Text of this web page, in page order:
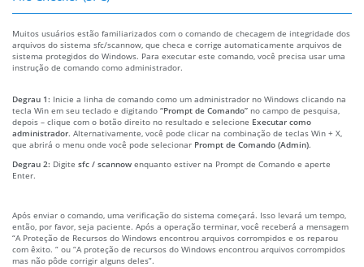
Muitos usuários estão familiarizados com o comando de checagem de integridade dos
arquivos do sistema sfc/scannow, que checa e corrige automaticamente arquivos de
sistema protegidos do Windows. Para executar este comando, você precisa usar uma
instrução de comando como administrador.
Degrau 1: Inicie a linha de comando como um administrador no Windows clicando na
tecla Win em seu teclado e digitando “Prompt de Comando” no campo de pesquisa,
depois – clique com o botão direito no resultado e selecione Executar como
administrador. Alternativamente, você pode clicar na combinação de teclas Win + X,
que abrirá o menu onde você pode selecionar Prompt de Comando (Admin).
Degrau 2: Digite sfc / scannow enquanto estiver na Prompt de Comando e aperte
Enter.
Após enviar o comando, uma verificação do sistema começará. Isso levará um tempo,
então, por favor, seja paciente. Após a operação terminar, você receberá a mensagem
“A Proteção de Recursos do Windows encontrou arquivos corrompidos e os reparou
com êxito. “ ou “A proteção de recursos do Windows encontrou arquivos corrompidos
mas não pôde corrigir alguns deles”.